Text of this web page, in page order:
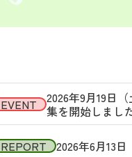
EVENT 2026年9月19日
集を開始しまし
REPORT 2026年6月13